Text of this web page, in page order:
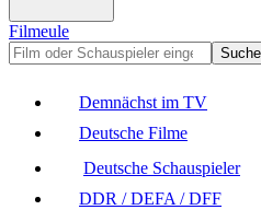
Filmeule
Demnächst im TV
Deutsche Filme
Deutsche Schauspieler
DDR / DEFA / DFF